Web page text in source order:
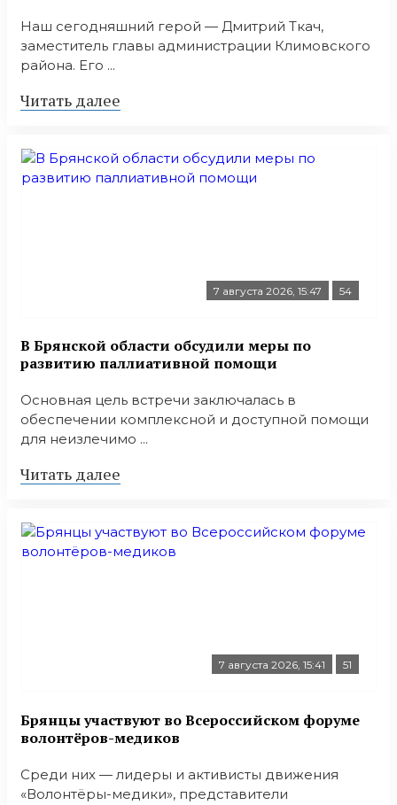
Наш сегодняшний герой — Дмитрий Ткач,
заместитель главы администрации Климовского
района. Его ...
Читать далее
7 августа 2026, 15:47 54
В Брянской области обсудили меры по
развитию паллиативной помощи
Основная цель встречи заключалась в
обеспечении комплексной и доступной помощи
для неизлечимо ...
Читать далее
7 августа 2026, 15:41 51
Брянцы участвуют во Всероссийском форуме
волонтёров-медиков
Среди них — лидеры и активисты движения
«Волонтёры-медики», представители